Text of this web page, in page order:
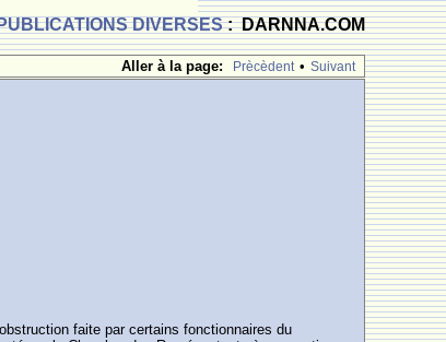
DIVERSES: DARNNA.COM
Aller à la page:
Prècèdent • Suivant
faite par certains fonctionnaires du